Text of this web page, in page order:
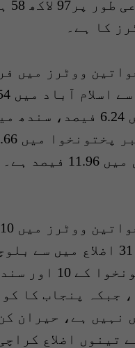
کا ہے۔
ووٹرز میں
ہے۔
جبکہ پنجاب کا
نہیں ہے، حیران
تینوں اضلاع